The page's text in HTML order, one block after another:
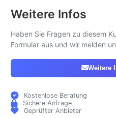
Weitere Infos
Haben Sie Fragen zu diesem
Formular aus und wir melden
Weitere
Kostenlose Beratung
Sichere Anfrage
Geprüfter Anbieter